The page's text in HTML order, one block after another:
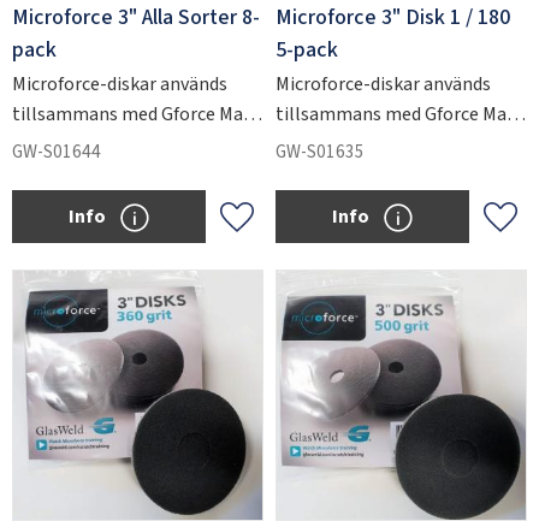
Microforce 3" Alla Sorter 8-
pack
Microforce-diskar används
tillsammans med Gforce Max
för att slipa ner kraftiga
GW-S01644
Lägg till i favoriter
Info
Microforce 3" Disk 1 / 180
5-pack
Microforce-diskar används
tillsammans med Gforce Max
för att slipa ner kraftiga
GW-S01635
Info